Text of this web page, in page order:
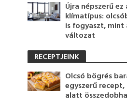
Újra népszerű ez
klímatípus:
is fogyaszt, mint
változat
RECEPTJEINK
Olcsó bögrés
egyszerű
alatt